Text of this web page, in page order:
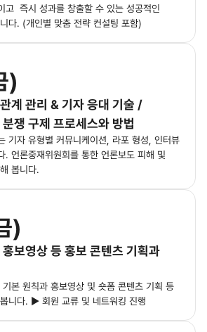
고 즉시 성과를 창출할 수 있는 성공적인
다. (개인별 맞춤 전략 컨설팅 포함)
)
계 관리 & 기자 응대 기술 /
쟁 구제 프로세스와 방법
기자 유형별 커뮤니케이션, 라포 형성, 인터뷰
. 언론중재위원회를 통한 언론보도 피해 및
봅니다.
)
보영상 등 홍보 콘텐츠 기획과
본 원칙과 홍보영상 및 숏폼 콘텐츠 기획 등
니다. ▶ 회원 교류 및 네트워킹 진행